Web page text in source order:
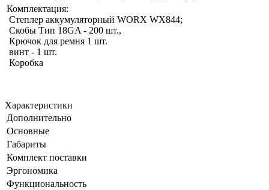
Комплектация:
Степлер аккумуляторный WORX WX844;
Скобы Тип 18GA - 200 шт.,
Крючок для ремня 1 шт.
винт - 1 шт.
Коробка
Характеристики
Дополнительно
Основные
Габариты
Комплект поставки
Эргономика
Функциональность